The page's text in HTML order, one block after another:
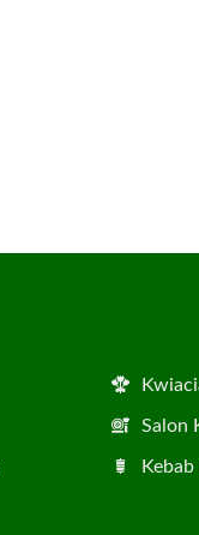
Salon
Kebab